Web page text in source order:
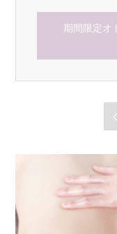
期間限定オ